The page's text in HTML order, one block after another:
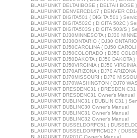
BLAUPUNKT DELTAIIBOSE ( DELTAII BOSE
BLAUPUNKT DENVERCD147 ( DENVER
BLAUPUNKT DIGITA501 ( DIGITA 501 )
BLAUPUNKT DIGITA502C ( DIGITA 502C )
BLAUPUNKT DIGITA503S ( DIGITA 503/S )
BLAUPUNKT DJ30MINNESOTA ( DJ30
BLAUPUNKT DJ30ONTARIO ( DJ30
BLAUPUNKT DJ50CAROLINA ( DJ50
BLAUPUNKT DJ50COLORADO ( DJ50
BLAUPUNKT DJ50DAKOTA ( DJ50 DAKOTA
BLAUPUNKT DJ50VIRGINIA ( DJ50
BLAUPUNKT DJ70ARIZONA ( DJ70
BLAUPUNKT DJ70MISSOURI ( DJ70
BLAUPUNKT DJ70WASHINGTON ( DJ70
BLAUPUNKT DRESDENC31 ( DRESDEN
BLAUPUNKT DRESDENC31 Owner's Manual
BLAUPUNKT DUBLINC31 ( DUBLIN C31 )
BLAUPUNKT DUBLINC30 Owner's Manual
BLAUPUNKT DUBLINC31 Owner's Manual
BLAUPUNKT DUBLINC32 Owner's Manual
BLAUPUNKT DUSSELDORFC51 (
BLAUPUNKT DUSSELDORFRCM127 (
BLAUPUNKT DVP01C Owner's Manual